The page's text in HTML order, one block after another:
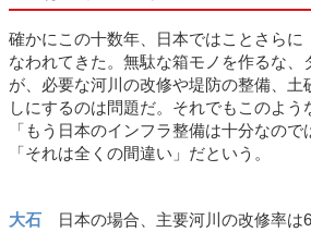
確かにこの十数年、日本ではことさらに
なわれてきた。無駄な箱モノを作るな
が、必要な河川の改修や堤防の整備、土
しにするのは問題だ。それでもこのよう
「もう日本のインフラ整備は十分なので
「それは全くの間違い」だという。
大石 日本の場合、主要河川の改修率は